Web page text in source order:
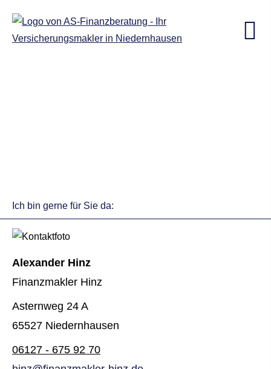
Ich bin gerne für Sie da:
Alexander Hinz
Finanzmakler Hinz
Asternweg 24 A
65527 Niedernhausen
06127 - 675 92 70